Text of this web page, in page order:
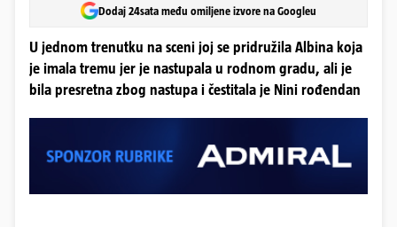
Dodaj 24sata među omiljene izvore na Googleu
U jednom trenutku na sceni joj se pridružila Albina koja
je imala tremu jer je nastupala u rodnom gradu, ali je
bila presretna zbog nastupa i čestitala je Nini rođendan